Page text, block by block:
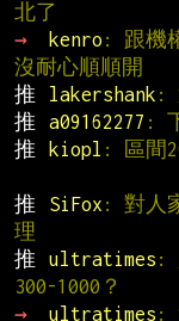
北了
→
kenro : 跟機
沒耐心順順開
推
lakershank :
推
a09162277 :
推
kiopl : 區間
推
SiFox : 對人
理
推
ultratimes :
300-1000？
→
ultratimes :